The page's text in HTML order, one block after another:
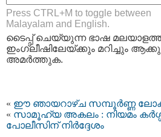
Press CTRL+M to toggle between
Malayalam and English.
ടൈപ്പ്‌ ചെയ്യുന്ന ഭാഷ
ഇംഗ്ലീഷിലേയ്ക്കും മറിച്ചും
അമര്‍ത്തുക.
« ഈ ഞായറാഴ്ച സമ്പൂര്‍ണ്ണ
« സാമൂഹ്യ അകലം : നിയമം
പോലീസിന് നിർദ്ദേശം